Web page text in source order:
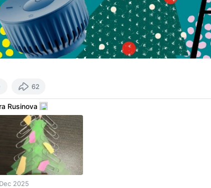
62
Rusinova
2025